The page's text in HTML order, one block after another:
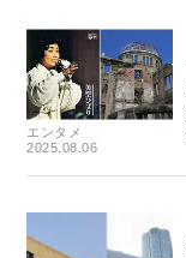
エンタメ
2025.08.06